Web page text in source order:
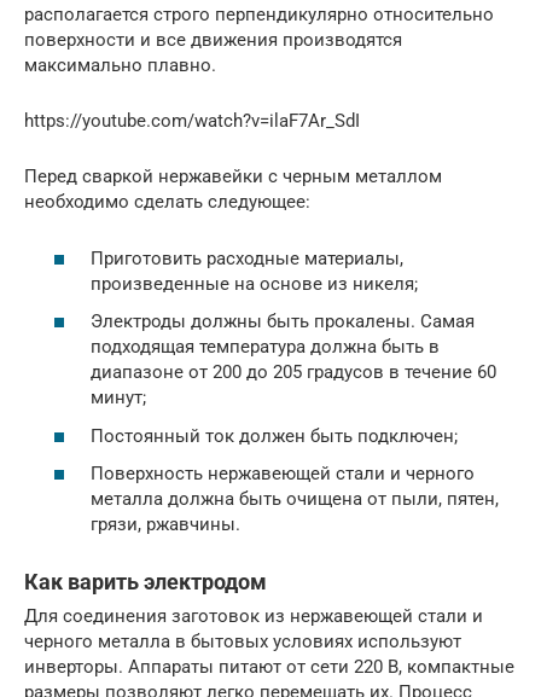
располагается строго перпендикулярно относительно
поверхности и все движения производятся
максимально плавно.
https://youtube.com/watch?v=ilaF7Ar_SdI
Перед сваркой нержавейки с черным металлом
необходимо сделать следующее:
Приготовить расходные материалы,
произведенные на основе из никеля;
Электроды должны быть прокалены. Самая
подходящая температура должна быть в
диапазоне от 200 до 205 градусов в течение 60
минут;
Постоянный ток должен быть подключен;
Поверхность нержавеющей стали и черного
металла должна быть очищена от пыли, пятен,
грязи, ржавчины.
Как варить электродом
Для соединения заготовок из нержавеющей стали и
черного металла в бытовых условиях используют
инверторы. Аппараты питают от сети 220 В, компактные
размеры позволяют легко перемещать их. Процесс